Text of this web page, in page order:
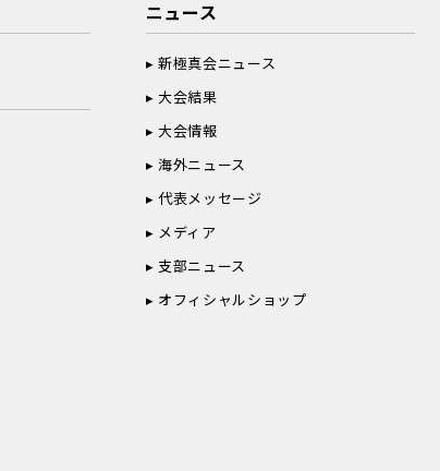
ニュース
新極真会ニュース
大会結果
大会情報
海外ニュース
代表メッセージ
メディア
支部ニュース
オフィシャルショップ